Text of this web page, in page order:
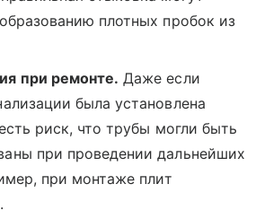
плотных пробок из
при ремонте. Даже если
была установлена
риск, что трубы могли быть
при проведении дальнейших
при монтаже плит